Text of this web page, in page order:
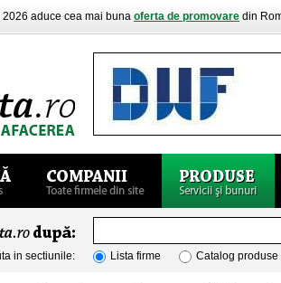
2026 aduce cea mai buna oferta de promovare din
in sectiunile: Lista firme Catalog produse